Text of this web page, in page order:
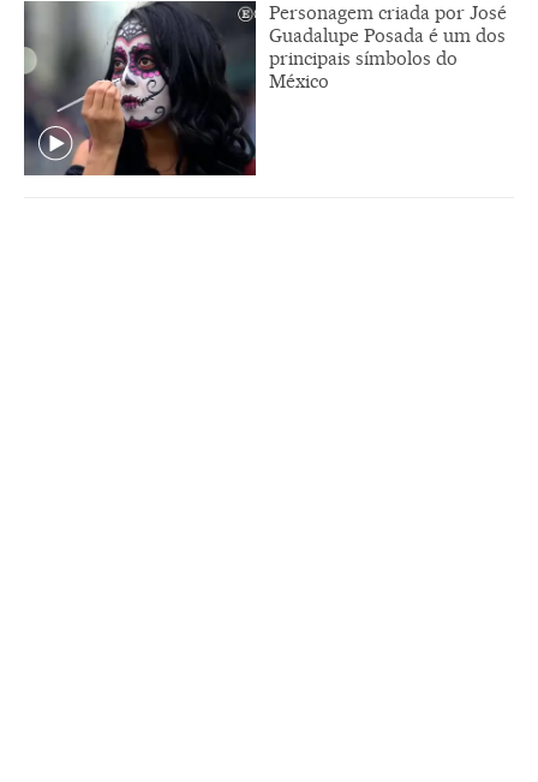
Personagem criada por José
Guadalupe Posada é um dos
principais símbolos do
México